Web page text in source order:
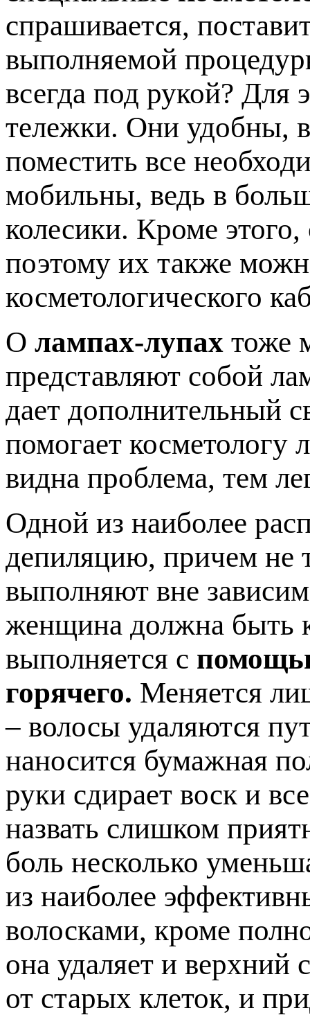
спрашивается,
выполняемой
всегда под рукой? Для
тележки. Они удобны,
поместить все
мобильны, ведь в
колесики. Кроме
поэтому их также
косметологического
О лампах-лупах тоже
представляют собой
дает дополнительный
помогает косметологу
видна проблема, тем
Одной из наиболее
депиляцию, причем не
выполняют вне
женщина должна быть
выполняется с
горячего. Меняется
– волосы удаляются
наносится бумажная
руки сдирает воск и
назвать слишком
боль несколько
из наиболее
волосками, кроме
она удаляет и верхний
от старых клеток, и